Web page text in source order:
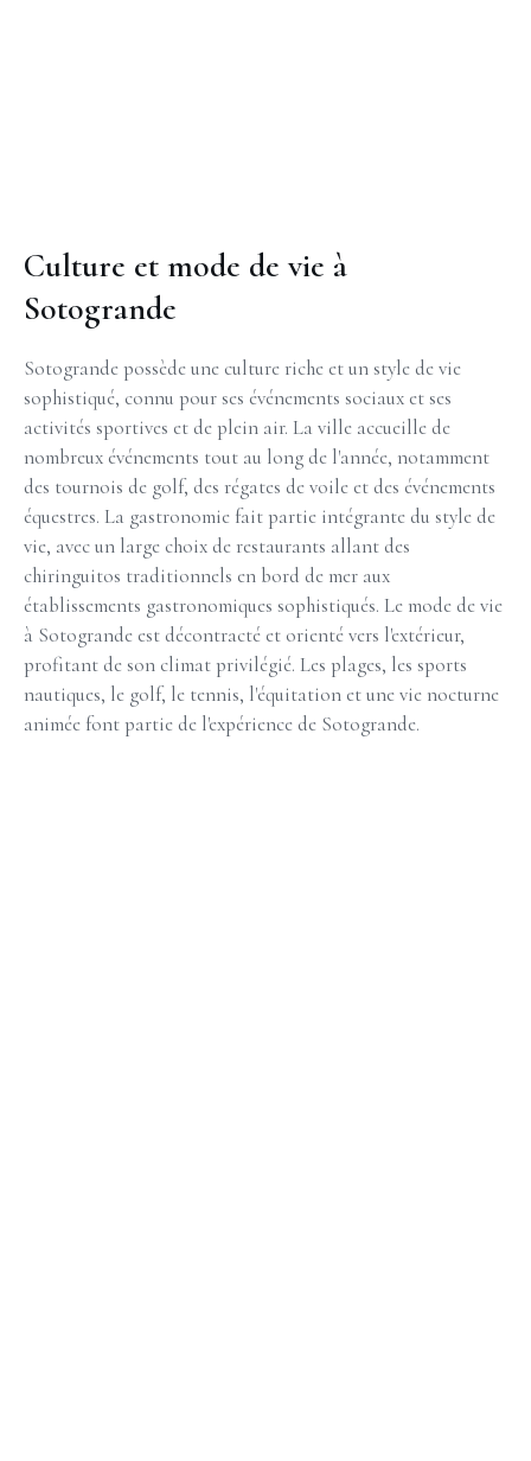
Culture et mode de vie à
Sotogrande
Sotogrande possède une culture riche et un style de vie
sophistiqué, connu pour ses événements sociaux et ses
activités sportives et de plein air. La ville accueille de
nombreux événements tout au long de l'année, notamment
des tournois de golf, des régates de voile et des événements
équestres. La gastronomie fait partie intégrante du style de
vie, avec un large choix de restaurants allant des
chiringuitos traditionnels en bord de mer aux
établissements gastronomiques sophistiqués. Le mode de vie
à Sotogrande est décontracté et orienté vers l'extérieur,
profitant de son climat privilégié. Les plages, les sports
nautiques, le golf, le tennis, l'équitation et une vie nocturne
animée font partie de l'expérience de Sotogrande.